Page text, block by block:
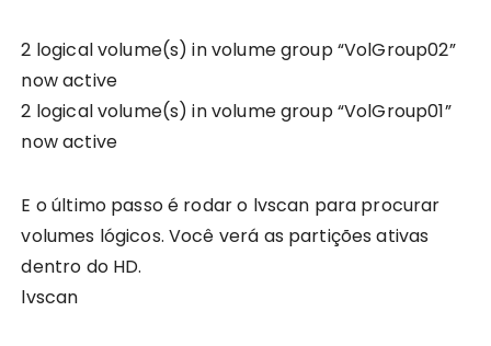
2 logical volume(s) in volume group “VolGroup02”
now active
2 logical volume(s) in volume group “VolGroup01”
now active
E o último passo é rodar o lvscan para procurar
volumes lógicos. Você verá as partições ativas
dentro do HD.
lvscan